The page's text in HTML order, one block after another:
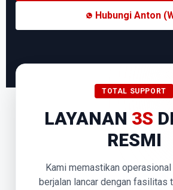
Hubungi Anton
TOTAL SUPPORT
LAYANAN 3S
RESMI
Kami memastikan
berjalan lancar dengan fasilitas